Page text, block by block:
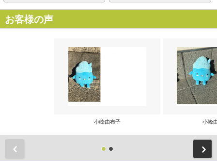
お客様の声
小峰由布子 小峰